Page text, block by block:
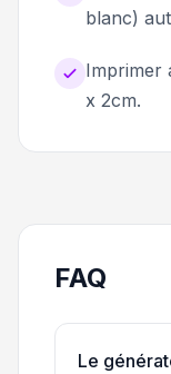
blanc)
Imprimer
x 2cm.
FAQ
Le